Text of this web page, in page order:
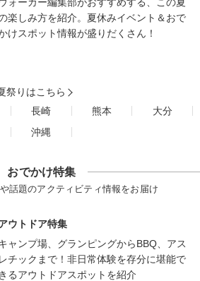
ォーカー編集部がおすすめする、この夏
楽しみ方を紹介。夏休みイベント＆おで
けスポット情報が盛りだくさん！
祭りはこちら
長崎 熊本
大分
沖縄
おでかけ特集
話題のアクティビティ情報をお届け
ウトドア特集
ャンプ場、グランピングからBBQ、アス
レチックまで！非日常体験を存分に堪能で
きるアウトドアスポットを紹介